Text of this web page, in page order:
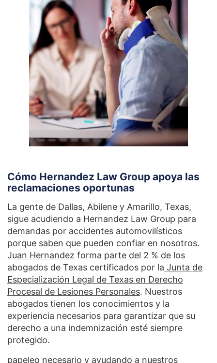
Cómo Hernandez Law Group apoya las
reclamaciones oportunas
La gente de Dallas, Abilene y Amarillo, Texas,
sigue acudiendo a Hernandez Law Group para
demandas por accidentes automovilísticos
porque saben que pueden confiar en nosotros.
Juan Hernandez forma parte del 2 % de los
abogados de Texas certificados por la Junta de
Especialización Legal de Texas en Derecho
Procesal de Lesiones Personales. Nuestros
abogados tienen los conocimientos y la
experiencia necesarios para garantizar que su
derecho a una indemnización esté siempre
protegido.
papeleo necesario y ayudando a nuestros